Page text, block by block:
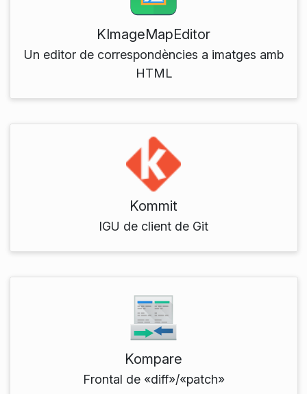
KImageMapEditor
Un editor de correspondències a imatges amb
HTML
Kommit
IGU de client de Git
Kompare
Frontal de «diff»/«patch»